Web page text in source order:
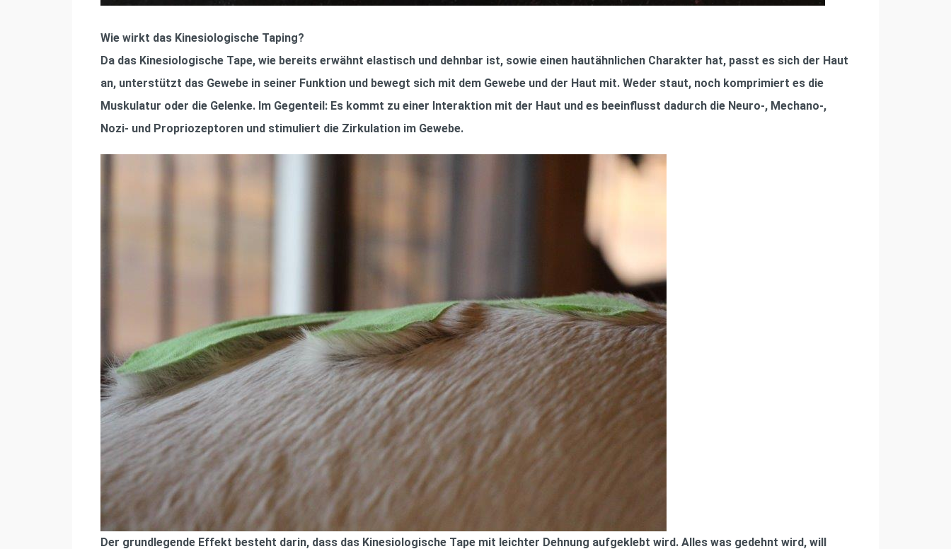
Wie wirkt das Kinesiologische Taping?
Da das Kinesiologische Tape, wie bereits erwähnt elastisch und dehnbar ist, sowie einen hautähnlichen Charakter hat, passt es sich der Haut
an, unterstützt das Gewebe in seiner Funktion und bewegt sich mit dem Gewebe und der Haut mit. Weder staut, noch komprimiert es die
Muskulatur oder die Gelenke. Im Gegenteil: Es kommt zu einer Interaktion mit der Haut und es beeinflusst dadurch die Neuro-, Mechano-,
Nozi- und Propriozeptoren und stimuliert die Zirkulation im Gewebe.
Der grundlegende Effekt besteht darin, dass das Kinesiologische Tape mit leichter Dehnung aufgeklebt wird. Alles was gedehnt wird, will